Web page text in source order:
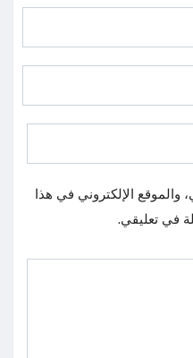
والموقع الإلكتروني في هذا
في تعليقي.